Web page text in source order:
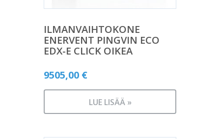
ILMANVAIHTOKONE
ENERVENT PINGVIN ECO
EDX-E CLICK OIKEA
9505,00 €
LUE LISÄÄ »